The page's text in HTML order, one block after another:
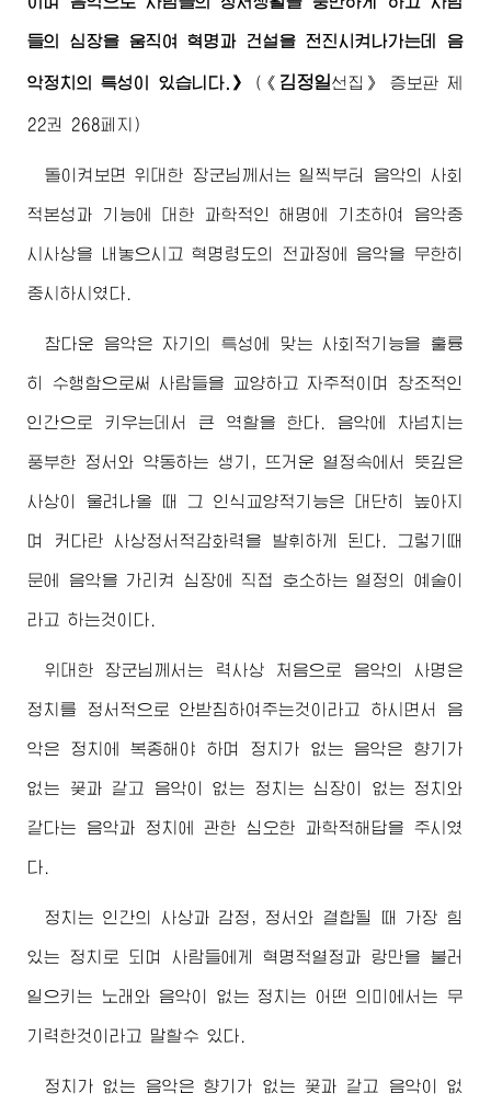
들의 심장을 움직여 혁명과 건설을 전진시켜나가는데 음
악정치의 특성이 있습니다.》 ( 《 김정일선집》 증보판 제
22권 268페지)
돌이켜보면위대한 장군님께서 는 일찍부터 음악의 사회
적본성과 기능에 대한 과학적인 해명에 기초하여 음악중
시사상을 내놓으시고 혁명령도의 전과정에 음악을 무한히
중시하시였다.
참다운 음악은 자기의 특성에 맞는 사회적기능을 훌륭
히 수행함으로써 사람들을 교양하고 자주적이며 창조적인
인간으로 키우는데서 큰 역할을 한다. 음악에 차넘치는
풍부한 정서와 약동하는 생기, 뜨거운 열정속에서 뜻깊은
사상이 울려나올 때 그 인식교양적기능은 대단히 높아지
며 커다란 사상정서적감화력을 발휘하게 된다. 그렇기때
문에 음악을 가리켜 심장에 직접 호소하는 열정의 예술이
라고 하는것이다.
위대한 장군님께서는 력사상 처음으로 음악의 사명은
정치를 정서적으로 안받침하여주는것이라고 하시면서 음
악은 정치에 복종해야 하며 정치가 없는 음악은 향기가
없는 꽃과 같고 음악이 없는 정치는 심장이 없는 정치와
같다는 음악과 정치에 관한 심오한 과학적해답을 주시였
다.
정치는 인간의 사상과 감정, 정서와 결합될 때 가장 힘
있는 정치로 되며 사람들에게 혁명적열정과 랑만을 불러
일으키는 노래와 음악이 없는 정치는 어떤 의미에서는 무
기력한것이라고 말할수 있다.
정치가 없는 음악은 향기가 없는 꽃과 같고 음악이 없